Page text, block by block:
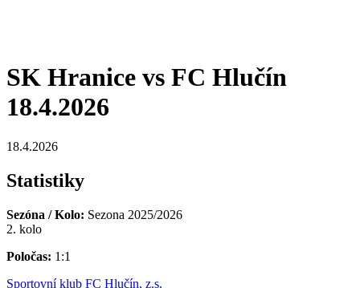
SK Hranice vs FC Hlučín
18.4.2026
18.4.2026
Statistiky
Sezóna / Kolo: Sezona 2025/2026
2. kolo
Poločas: 1:1
Sportovní klub FC Hlučín, z.s.